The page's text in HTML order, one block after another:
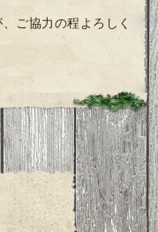
ご協力の程よろしく